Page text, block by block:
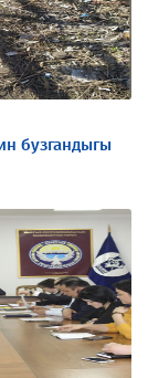
бузгандыгы